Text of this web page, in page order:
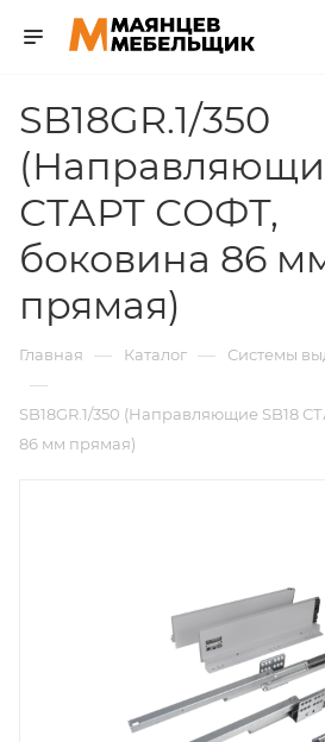
SB18GR.1/350
СТАРТ СОФТ,
боковина 86
прямая)
Главная — Каталог — Системы
—
SB18GR.1/350 (Направляющие SB18
86 мм прямая)